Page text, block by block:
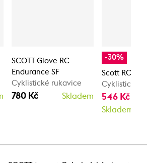
SCOTT Glove RC
Endurance SF
Cyklistické rukavice
780 Kč Skladem
-30%
Scott RC
Cyklistické
546 Kč
Skladem